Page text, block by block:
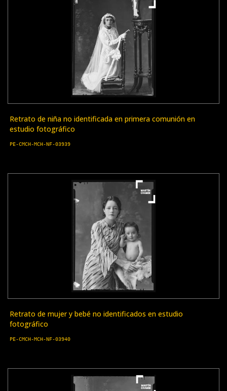
Retrato de niña no identificada en primera comunión en
estudio fotográfico
PE-CMCH-MCH-NF-03939
Retrato de mujer y bebé no identificados en estudio
fotográfico
PE-CMCH-MCH-NF-03940